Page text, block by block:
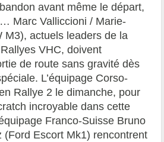
avant même le départ,
Marc Valliccioni / Marie-
M3), actuels leaders de la
VHC, doivent
de route sans gravité dès
L’équipage Corso-
Rallye 2 le dimanche, pour
incroyable dans cette
Franco-Suisse Bruno
(Ford Escort Mk1) rencontrent